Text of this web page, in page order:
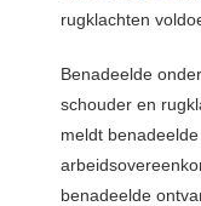
rugklachten
Benadeelde
schouder en
meldt
benadeelde